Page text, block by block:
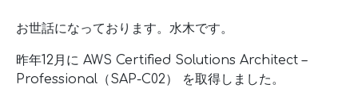
お世話になっております。水木です。
昨年12月に AWS Certified Solutions Architect –
Professional（SAP-C02） を取得しました。